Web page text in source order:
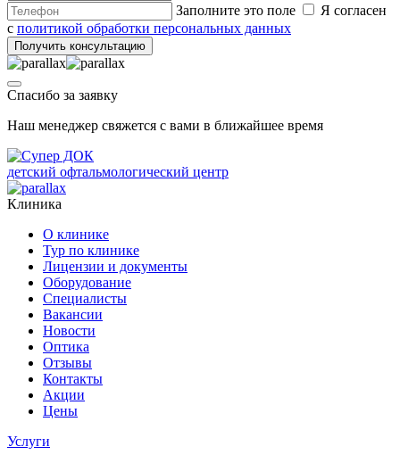
Заполните это поле
Я согласен
с политикой обработки персональных данных
Получить консультацию
Спасибо за заявку
Наш менеджер свяжется с вами в ближайшее время
детский офтальмологический центр
Клиника
О клинике
Тур по клинике
Лицензии и документы
Оборудование
Специалисты
Вакансии
Новости
Оптика
Отзывы
Контакты
Акции
Цены
Услуги